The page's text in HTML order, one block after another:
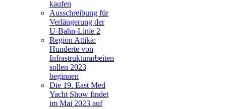
kaufen
Ausschreibung für
Verlängerung der
U-Bahn-Linie 2
Region Attika:
Hunderte von
Infrastrukturarbeiten
sollen 2023
beginnen
Die 19. East Med
Yacht Show findet
im Mai 2023 auf